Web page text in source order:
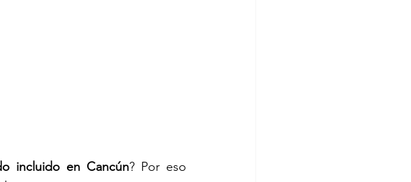
incluido en Cancún? Por eso